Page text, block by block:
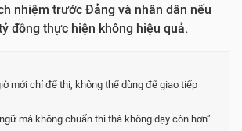
nhiệm trước Đảng và nhân dân nếu
đồng thực hiện không hiệu quả.
mới chỉ để thi, không thể dùng để giao tiếp
mà không chuẩn thì thà không dạy còn hơn”